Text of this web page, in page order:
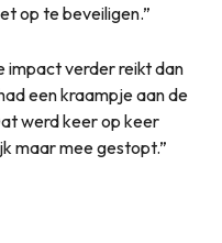
op te beveiligen.”
impact verder reikt dan
een kraampje aan de
werd keer op keer
maar mee gestopt.”